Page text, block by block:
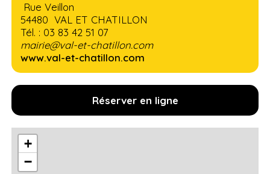
Rue Veillon
54480 VAL ET CHATILLON
Tél. : 03 83 42 51 07
mairie@val-et-chatillon.com
www.val-et-chatillon.com
Réserver en ligne
+
−